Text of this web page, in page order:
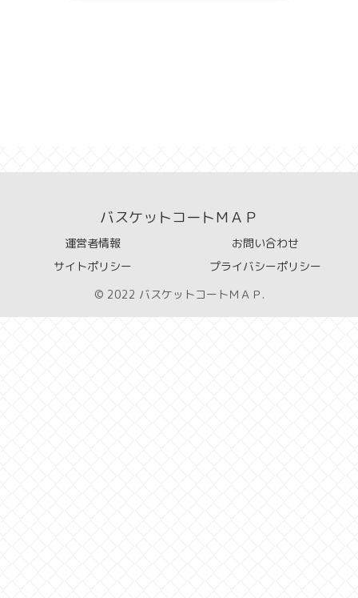
バスケットコートＭＡＰ
運営者情報
お問い合わせ
サイトポリシー
プライバシーポリシー
© 2022 バスケットコートＭＡＰ.